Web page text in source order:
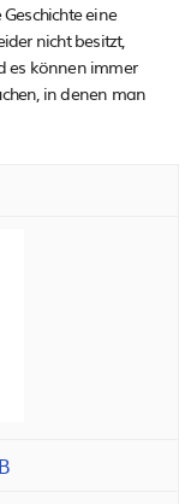
eine
nicht besitzt,
es können immer
in denen man